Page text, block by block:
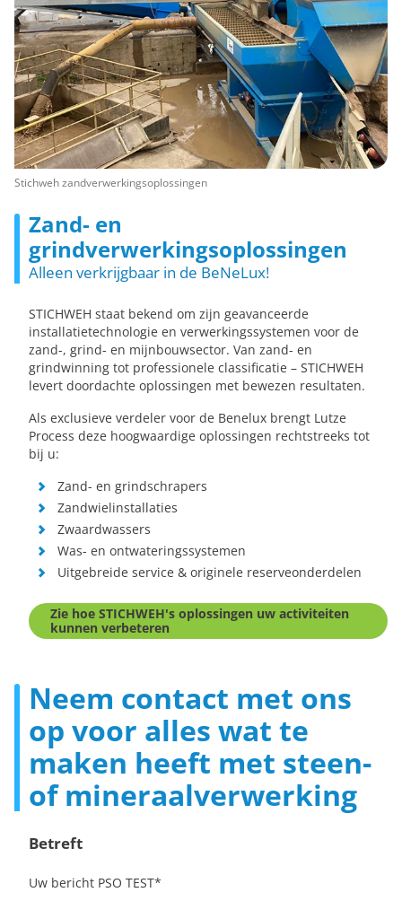
Zand- en
grindverwerkingsoplossingen
Alleen verkrijgbaar in de BeNeLux!
STICHWEH staat bekend om zijn geavanceerde
installatietechnologie en verwerkingssystemen voor de
zand-, grind- en mijnbouwsector. Van zand- en
grindwinning tot professionele classificatie – STICHWEH
levert doordachte oplossingen met bewezen resultaten.
Als exclusieve verdeler voor de Benelux brengt Lutze
Process deze hoogwaardige oplossingen rechtstreeks tot
bij u:
Zand- en grindschrapers
Zandwielinstallaties
Zwaardwassers
Was- en ontwateringssystemen
Uitgebreide service & originele reserveonderdelen
Zie hoe STICHWEH's oplossingen uw activiteiten
kunnen verbeteren
Stichweh zandverwerkingsoplossingen
Neem contact met ons
op voor alles wat te
maken heeft met steen-
of mineraalverwerking
Betreft
Uw bericht PSO TEST*